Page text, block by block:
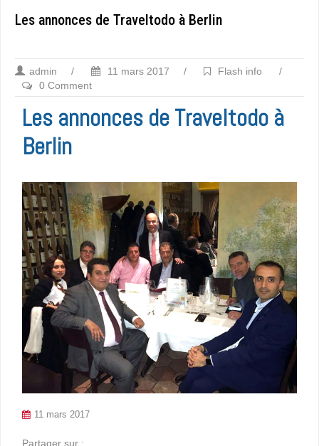
Les annonces de Traveltodo à Berlin
admin / 11 mars 2017 / Flash info
/
0 Comment
Les annonces de Traveltodo à
Berlin
11 mars 2017
Partager sur :